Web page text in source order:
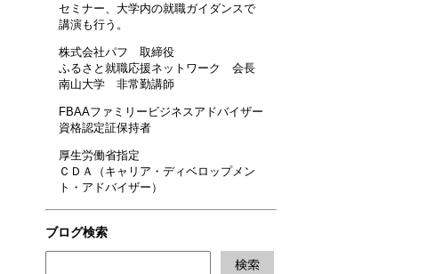
セミナー、大学内の就職ガイダンスで
講演も行う。
株式会社パフ 取締役
ふるさと就職応援ネットワーク 会長
南山大学 非常勤講師
FBAAファミリービジネスアドバイザー
資格認定証保持者
厚生労働省指定
ＣＤＡ（キャリア・ディベロップメン
ト・アドバイザー）
ブログ検索